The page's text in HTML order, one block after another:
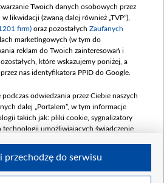
48 862 000,00 PLN
umowy: GRUDZIEŃ 2025
60,548 mln)
900 000 000,00 PLN
umowy: LUTY 2026 (wpłata
7 maja 180 mln, 8
250 000 000,00 PLN
Twoich danych osobowych przez
likwidacji (zwaną dalej również „TVP”),
firm) oraz pozostałych Zaufanych
marketingowych (w tym do
reklam do Twoich zainteresowań i
które wskazujemy poniżej, a
nas identyfikatora PPID do Google.
odwiedzania przez Ciebie naszych
dalej „Portalem”, w tym informacje
takich jak: pliki cookie, sygnalizatory
umożliwiających świadczenie
przechodzę do serwisu